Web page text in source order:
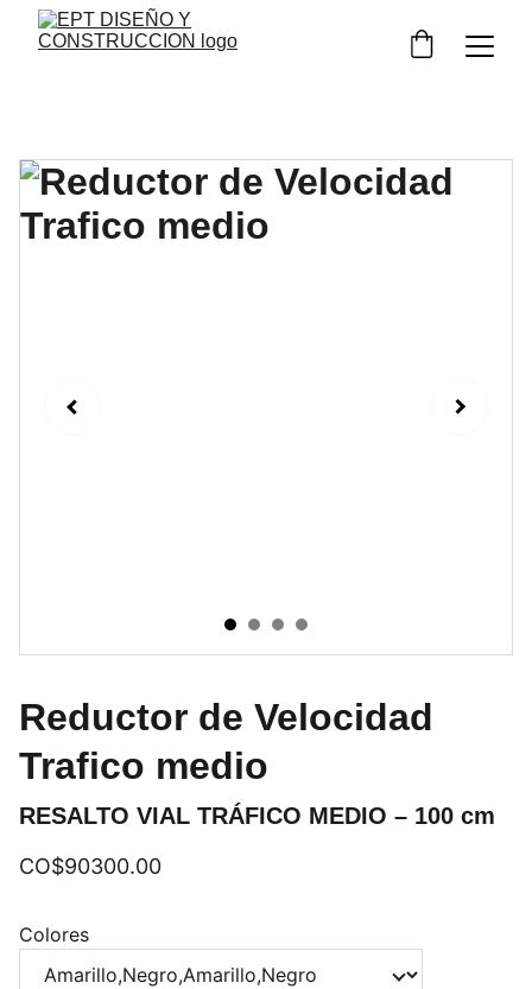
Reductor de Velocidad
Trafico medio
RESALTO VIAL TRÁFICO MEDIO – 100 cm
CO$90300.00
Colores